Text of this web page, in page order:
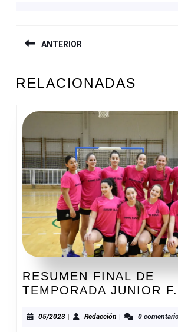
DE
ANTERIOR
anterior:
entrada:
RELACIONADAS
RESUMEN FINAL DE
TEMPORADA JUNIOR
05/202305/2023
| Redacción Redacción
| 0